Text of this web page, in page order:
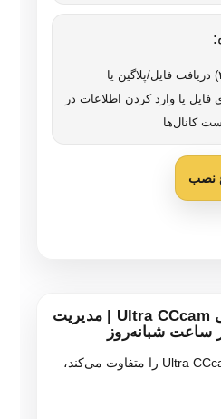
۱) خرید اکانت از سایت ۲) دریافت فایل/پلاگین یا
۳) اجرای فایل یا وارد کردن اطلاعات در
پنل کاربری اختصاصی Ultra CCcam | مدیریت
ساعت شبانه‌روز